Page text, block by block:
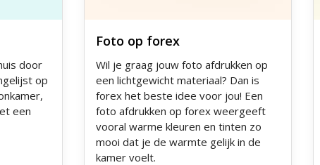
door
op
een
Foto op forex
Wil je graag jouw foto afdrukken op
een lichtgewicht materiaal? Dan is
forex het beste idee voor jou! Een
foto afdrukken op forex weergeeft
vooral warme kleuren en tinten zo
mooi dat je de warmte gelijk in de
kamer voelt.